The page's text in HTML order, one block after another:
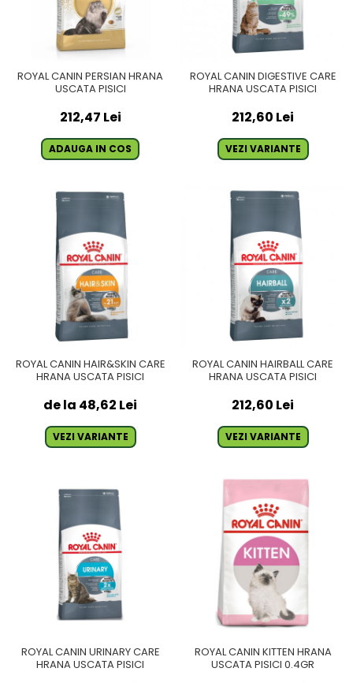
ROYAL CANIN PERSIAN HRANA
USCATA PISICI
212,47 Lei
ADAUGA IN COS
ROYAL CANIN DIGESTIVE CARE
HRANA USCATA PISICI
212,60 Lei
VEZI VARIANTE
ROYAL CANIN HAIR&SKIN CARE
HRANA USCATA PISICI
de la 48,62 Lei
VEZI VARIANTE
ROYAL CANIN HAIRBALL CARE
HRANA USCATA PISICI
212,60 Lei
VEZI VARIANTE
ROYAL CANIN URINARY CARE
HRANA USCATA PISICI
ROYAL CANIN KITTEN HRANA
USCATA PISICI 0.4GR